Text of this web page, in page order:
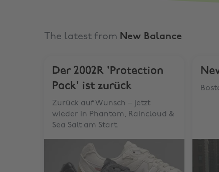
The latest from New Balance
Der 2002R 'Protection
Pack' ist zurück
Zurück auf Wunsch – jetzt
wieder in Phantom, Raincloud &
Sea Salt am Start.